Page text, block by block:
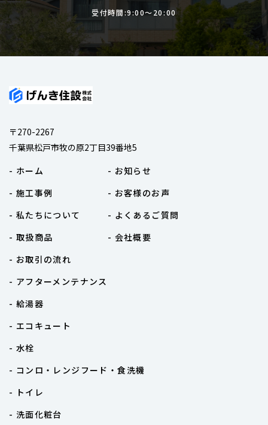
受付時間:9:00〜20:00
〒270-2267
千葉県松戸市牧の原2丁目39番地5
- ホーム
- 施工事例
- 私たちについて
- 取扱商品
- お取引の流れ
- アフターメンテナンス
- お知らせ
- お客様のお声
- よくあるご質問
- 会社概要
- 給湯器
- エコキュート
- 水栓
- コンロ・レンジフード・食洗機
- トイレ
- 洗面化粧台